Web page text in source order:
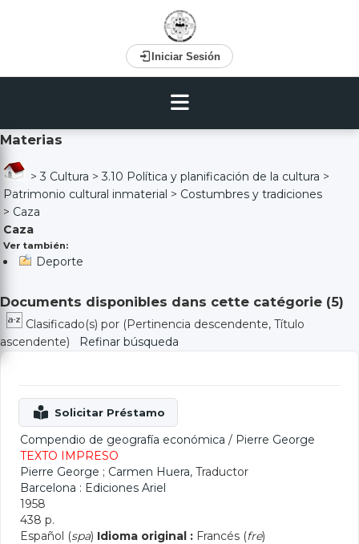
Iniciar Sesión
Materias
>3 Cultura >3.10 Política y planificación de la cultura >
Patrimonio cultural inmaterial > Costumbres y tradiciones
> Caza
Caza
Ver también:
Deporte
Documents disponibles dans cette catégorie (5)
Clasificado(s) por (Pertinencia descendente, Título
ascendente)
Refinar búsqueda
Compendio de geografía económica / Pierre George
TEXTO IMPRESO
Pierre George ; Carmen Huera, Traductor
Barcelona : Ediciones Ariel
1958
438 p.
Español (spa) Idioma original : Francés (fre)